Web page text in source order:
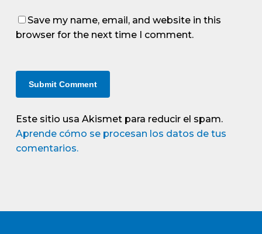
Save my name, email, and website in this
browser for the next time I comment.
Este sitio usa Akismet para reducir el spam.
Aprende cómo se procesan los datos de tus
comentarios.